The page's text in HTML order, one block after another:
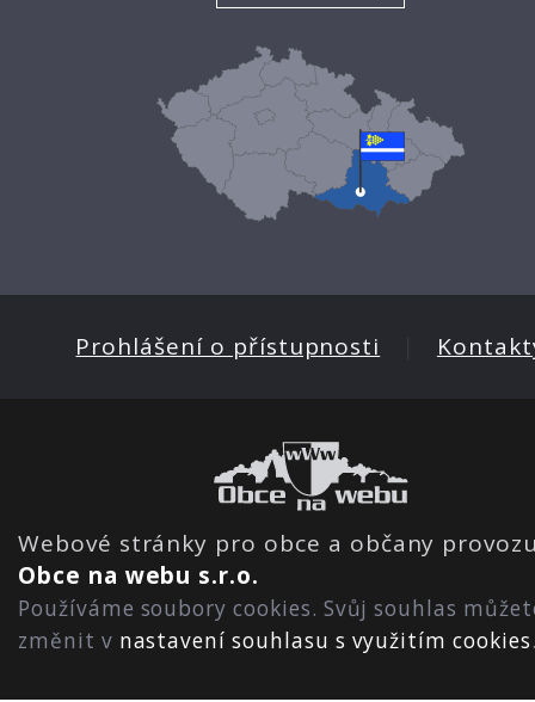
Prohlášení o přístupnosti
Webové stránky pro obce a občany
Obce na webu s.r.o.
Používáme soubory cookies. Svůj souhlas
změnit v nastavení souhlasu s využitím cookies